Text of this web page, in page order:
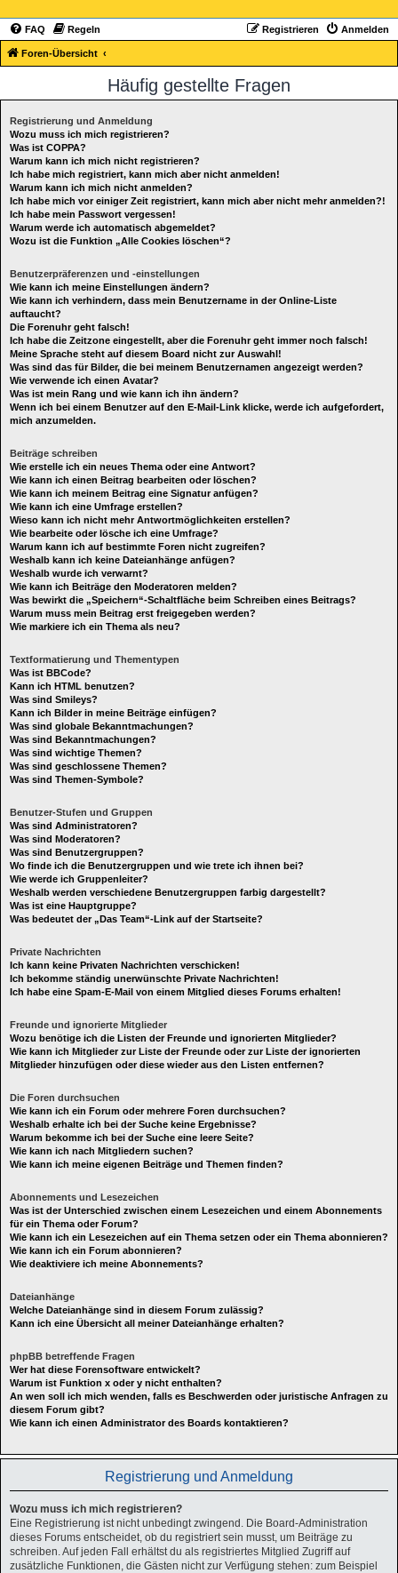
FAQ Regeln Anmelden
Registrieren
Foren-Übersicht
Häufig gestellte Fragen
Registrierung und Anmeldung
Wozu muss ich mich registrieren?
Was ist COPPA?
Warum kann ich mich nicht registrieren?
Ich habe mich registriert, kann mich aber nicht anmelden!
Warum kann ich mich nicht anmelden?
Ich habe mich vor einiger Zeit registriert, kann mich aber nicht mehr anmelden?!
Ich habe mein Passwort vergessen!
Warum werde ich automatisch abgemeldet?
Wozu ist die Funktion „Alle Cookies löschen“?
Benutzerpräferenzen und -einstellungen
Wie kann ich meine Einstellungen ändern?
Wie kann ich verhindern, dass mein Benutzername in der Online-Liste
auftaucht?
Die Forenuhr geht falsch!
Ich habe die Zeitzone eingestellt, aber die Forenuhr geht immer noch falsch!
Meine Sprache steht auf diesem Board nicht zur Auswahl!
Was sind das für Bilder, die bei meinem Benutzernamen angezeigt werden?
Wie verwende ich einen Avatar?
Was ist mein Rang und wie kann ich ihn ändern?
Wenn ich bei einem Benutzer auf den E-Mail-Link klicke, werde ich aufgefordert,
mich anzumelden.
Beiträge schreiben
Wie erstelle ich ein neues Thema oder eine Antwort?
Wie kann ich einen Beitrag bearbeiten oder löschen?
Wie kann ich meinem Beitrag eine Signatur anfügen?
Wie kann ich eine Umfrage erstellen?
Wieso kann ich nicht mehr Antwortmöglichkeiten erstellen?
Wie bearbeite oder lösche ich eine Umfrage?
Warum kann ich auf bestimmte Foren nicht zugreifen?
Weshalb kann ich keine Dateianhänge anfügen?
Weshalb wurde ich verwarnt?
Wie kann ich Beiträge den Moderatoren melden?
Was bewirkt die „Speichern“-Schaltfläche beim Schreiben eines Beitrags?
Warum muss mein Beitrag erst freigegeben werden?
Wie markiere ich ein Thema als neu?
Textformatierung und Thementypen
Was ist BBCode?
Kann ich HTML benutzen?
Was sind Smileys?
Kann ich Bilder in meine Beiträge einfügen?
Was sind globale Bekanntmachungen?
Was sind Bekanntmachungen?
Was sind wichtige Themen?
Was sind geschlossene Themen?
Was sind Themen-Symbole?
Benutzer-Stufen und Gruppen
Was sind Administratoren?
Was sind Moderatoren?
Was sind Benutzergruppen?
Wo finde ich die Benutzergruppen und wie trete ich ihnen bei?
Wie werde ich Gruppenleiter?
Weshalb werden verschiedene Benutzergruppen farbig dargestellt?
Was ist eine Hauptgruppe?
Was bedeutet der „Das Team“-Link auf der Startseite?
Private Nachrichten
Ich kann keine Privaten Nachrichten verschicken!
Ich bekomme ständig unerwünschte Private Nachrichten!
Ich habe eine Spam-E-Mail von einem Mitglied dieses Forums erhalten!
Freunde und ignorierte Mitglieder
Wozu benötige ich die Listen der Freunde und ignorierten Mitglieder?
Wie kann ich Mitglieder zur Liste der Freunde oder zur Liste der ignorierten
Mitglieder hinzufügen oder diese wieder aus den Listen entfernen?
Die Foren durchsuchen
Wie kann ich ein Forum oder mehrere Foren durchsuchen?
Weshalb erhalte ich bei der Suche keine Ergebnisse?
Warum bekomme ich bei der Suche eine leere Seite?
Wie kann ich nach Mitgliedern suchen?
Wie kann ich meine eigenen Beiträge und Themen finden?
Abonnements und Lesezeichen
Was ist der Unterschied zwischen einem Lesezeichen und einem Abonnements
für ein Thema oder Forum?
Wie kann ich ein Lesezeichen auf ein Thema setzen oder ein Thema abonnieren?
Wie kann ich ein Forum abonnieren?
Wie deaktiviere ich meine Abonnements?
Dateianhänge
Welche Dateianhänge sind in diesem Forum zulässig?
Kann ich eine Übersicht all meiner Dateianhänge erhalten?
phpBB betreffende Fragen
Wer hat diese Forensoftware entwickelt?
Warum ist Funktion x oder y nicht enthalten?
An wen soll ich mich wenden, falls es Beschwerden oder juristische Anfragen zu
diesem Forum gibt?
Wie kann ich einen Administrator des Boards kontaktieren?
Registrierung und Anmeldung
Wozu muss ich mich registrieren?
Eine Registrierung ist nicht unbedingt zwingend. Die Board-Administration
dieses Forums entscheidet, ob du registriert sein musst, um Beiträge zu
schreiben. Auf jeden Fall erhältst du als registriertes Mitglied Zugriff auf
zusätzliche Funktionen, die Gästen nicht zur Verfügung stehen: zum Beispiel